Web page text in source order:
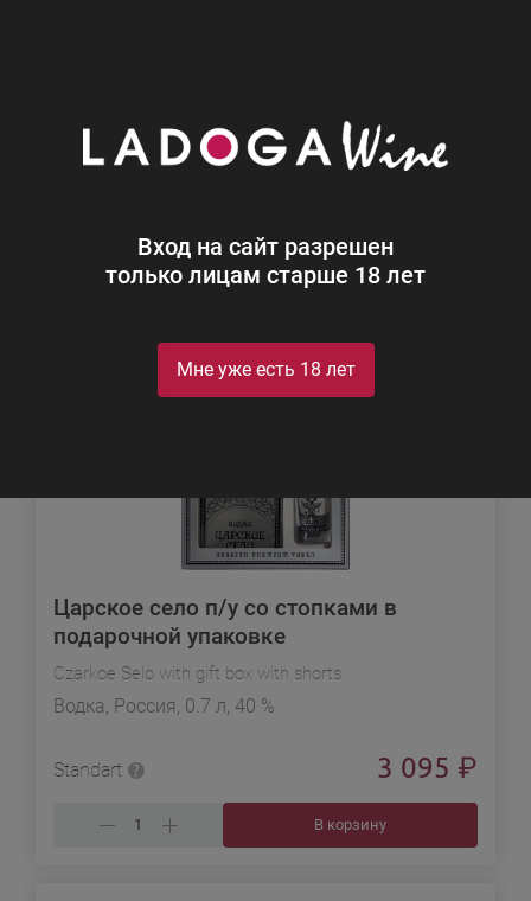
Вход на сайт разрешен
только лицам старше 18 лет
Мне уже есть 18 лет
Водка
Сортировка
Особый выбор
Царское село п/у со стопками в
подарочной упаковке
Czarkoe Selo with gift box with shorts
Водка, Россия, 0.7 л, 40 %
Standart 3 095 ₽
В корзину